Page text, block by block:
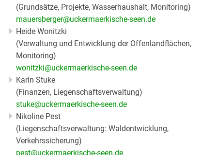
(Grundsätze, Projekte, Wasserhaushalt, Monitoring)
mauersberger@uckermaerkische-seen.de
Heide Wonitzki
(Verwaltung und Entwicklung der Offenlandflächen,
Monitoring)
wonitzki@uckermaerkische-seen.de
Karin Stuke
(Finanzen, Liegenschaftsverwaltung)
stuke@uckermaerkische-seen.de
Nikoline Pest
(Liegenschaftsverwaltung: Waldentwicklung,
Verkehrssicherung)
pest@uckermaerkische-seen.de